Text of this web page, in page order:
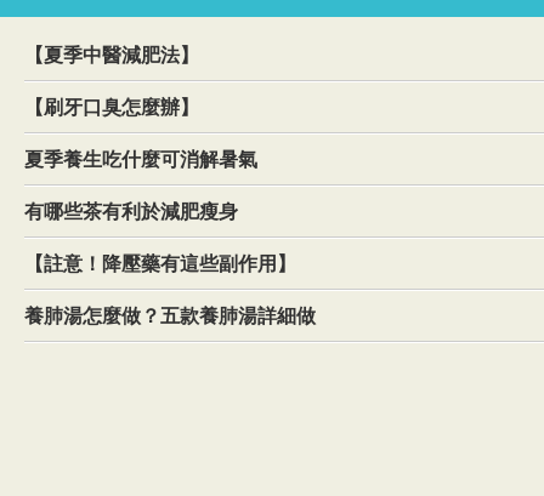
【夏季中醫減肥法】
【刷牙口臭怎麼辦】
夏季養生吃什麼可消解暑氣
有哪些茶有利於減肥瘦身
【註意！降壓藥有這些副作用】
養肺湯怎麼做？五款養肺湯詳細做